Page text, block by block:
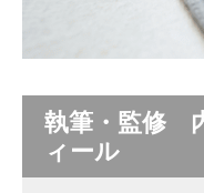
執筆・監修
ィール